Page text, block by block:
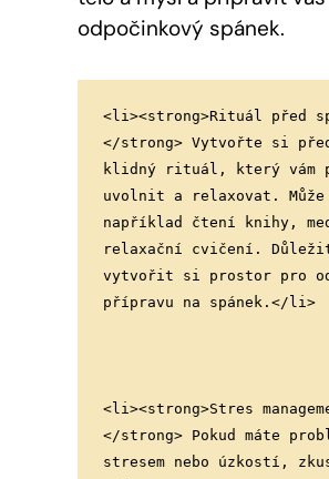
odpočinkový spánek.
<li><strong>Rituál před
</strong> Vytvořte si
klidný rituál, který vám
uvolnit a relaxovat.
například čtení knihy,
relaxační cvičení.
vytvořit si prostor pro
přípravu na spánek.</li>
<li><strong>Stres
</strong> Pokud máte
stresem nebo úzkostí,